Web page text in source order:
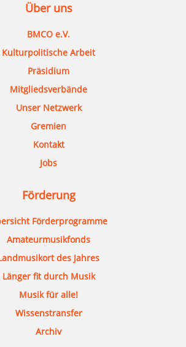
Über uns
BMCO e.V.
Kulturpolitische Arbeit
Präsidium
Mitgliedsverbände
Unser Netzwerk
Gremien
Kontakt
Jobs
Förderung
Förderprogramme
Amateurmusikfonds
des Jahres
Länger fit durch Musik
Musik für alle!
Wissenstransfer
Archiv